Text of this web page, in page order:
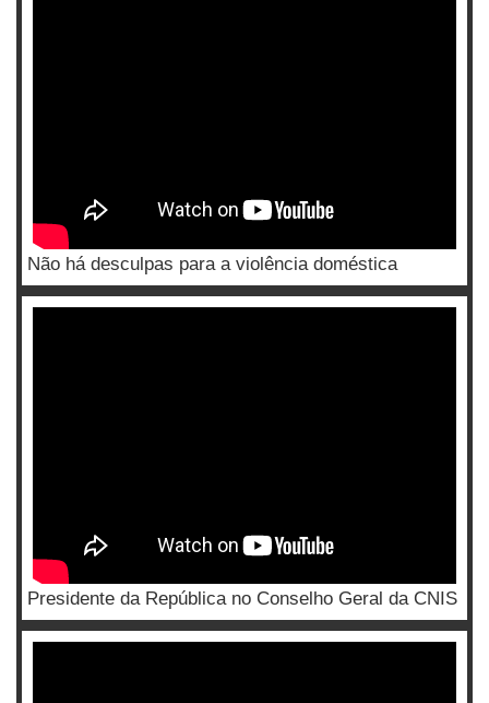
Não há desculpas para a violência doméstica
Presidente da República no Conselho Geral da CNIS